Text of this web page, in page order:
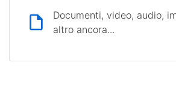
Documenti, video, audio,
altro ancora...